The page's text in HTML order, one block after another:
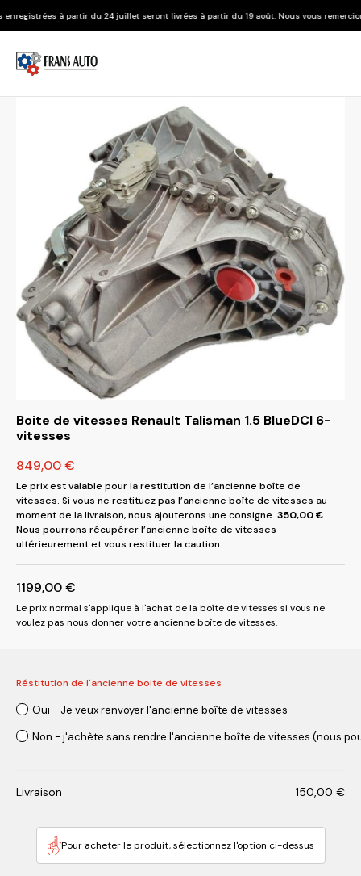
du 24 juillet seront livrées à partir du 19 août. Nous vous remercions de votre
Boite de vitesses Renault Talisman 1.5 BlueDCI 6-
vitesses
849,00€
Le prix est valable pour la restitution de l’ancienne boîte de
vitesses. Si vous ne restituez pas l’ancienne boîte de vitesses au
moment de la livraison, nous ajouterons une consigne 350,00€.
Nous pourrons récupérer l’ancienne boîte de vitesses
ultérieurement et vous restituer la caution.
1199,00€
Le prix normal s'applique à l'achat de la boîte de vitesses si vous ne
voulez pas nous donner votre ancienne boîte de vitesses.
Réstitution de l'ancienne boite de vitesses
Oui - Je veux renvoyer l'ancienne boîte de vitesses
Non - j'achète sans rendre l'ancienne boîte de vitesses (nous
Livraison 150,00 €
Pour acheter le produit, sélectionnez l'option ci-dessus